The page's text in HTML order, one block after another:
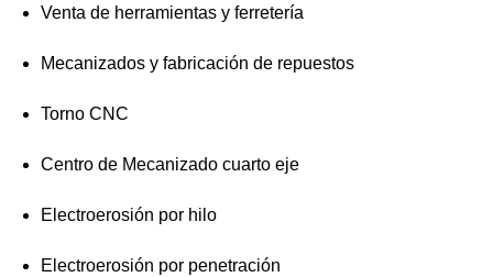
Venta de herramientas y ferretería
Mecanizados y fabricación de repuestos
Torno CNC
Centro de Mecanizado cuarto eje
Electroerosión por hilo
Electroerosión por penetración